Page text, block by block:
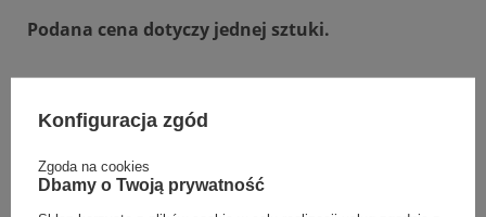
Podana cena dotyczy jednej sztuki.
OPINIE (0)
GWARANCJA
Konfiguracja zgód
Zgoda na cookies
Dbamy o Twoją prywatność